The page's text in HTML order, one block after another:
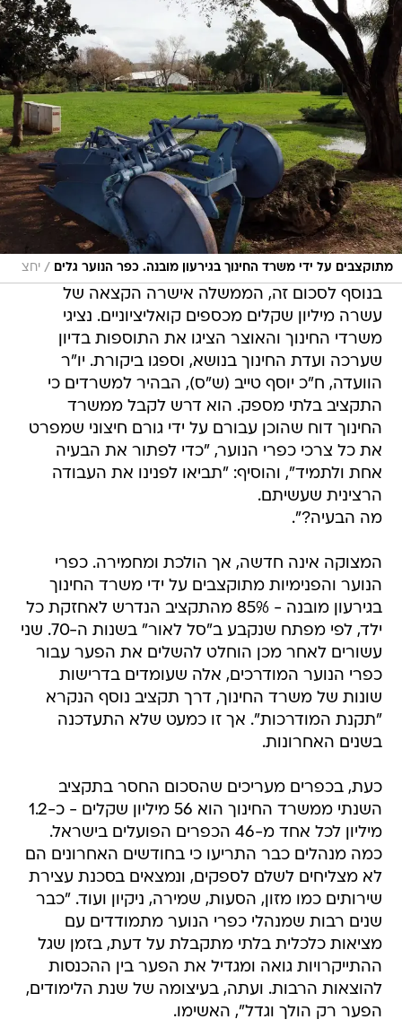
מתוקצבים על ידי משרד החינוך בגירעון מובנה. כפר הנוער גלים / יחצ
בנוסף לסכום זה, הממשלה אישרה הקצאה של
עשרה מיליון שקלים מכספים קואליציוניים. נציגי
משרדי החינוך והאוצר הציגו את התוספות בדיון
שערכה ועדת החינוך בנושא, וספגו ביקורת. יו"ר
הוועדה, ח"כ יוסף טייב (ש"ס), הבהיר למשרדים כי
התקציב בלתי מספק. הוא דרש לקבל ממשרד
החינוך דוח שהוכן עבורם על ידי גורם חיצוני שמפרט
את כל צרכי כפרי הנוער, "כדי לפתור את הבעיה
אחת ולתמיד", והוסיף: "תביאו לפנינו את העבודה
הרצינית שעשיתם.
מה הבעיה?".
המצוקה אינה חדשה, אך הולכת ומחמירה. כפרי
הנוער והפנימיות מתוקצבים על ידי משרד החינוך
בגירעון מובנה - 85% מהתקציב הנדרש לאחזקת כל
ילד, לפי מפתח שנקבע ב"סל לאור" בשנות ה-70. שני
עשורים לאחר מכן הוחלט להשלים את הפער עבור
כפרי הנוער המודרכים, אלה שעומדים בדרישות
שונות של משרד החינוך, דרך תקציב נוסף הנקרא
"תקנת המודרכות". אך זו כמעט שלא התעדכנה
בשנים האחרונות.
כעת, בכפרים מעריכים שהסכום החסר בתקציב
השנתי ממשרד החינוך הוא 56 מיליון שקלים - כ-1.2
מיליון לכל אחד מ-46 הכפרים הפועלים בישראל.
כמה מנהלים כבר התריעו כי בחודשים האחרונים הם
לא מצליחים לשלם לספקים, ונמצאים בסכנת עצירת
שירותים כמו מזון, הסעות, שמירה, ניקיון ועוד. "כבר
שנים רבות שמנהלי כפרי הנוער מתמודדים עם
מציאות כלכלית בלתי מתקבלת על דעת, בזמן שגל
ההתייקרויות גואה ומגדיל את הפער בין ההכנסות
להוצאות הרבות. ועתה, בעיצומה של שנת הלימודים,
הפער רק הולך וגדל", האשימו.